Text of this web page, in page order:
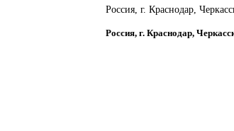
Россия, г. Краснодар,
Россия, г. Краснодар,